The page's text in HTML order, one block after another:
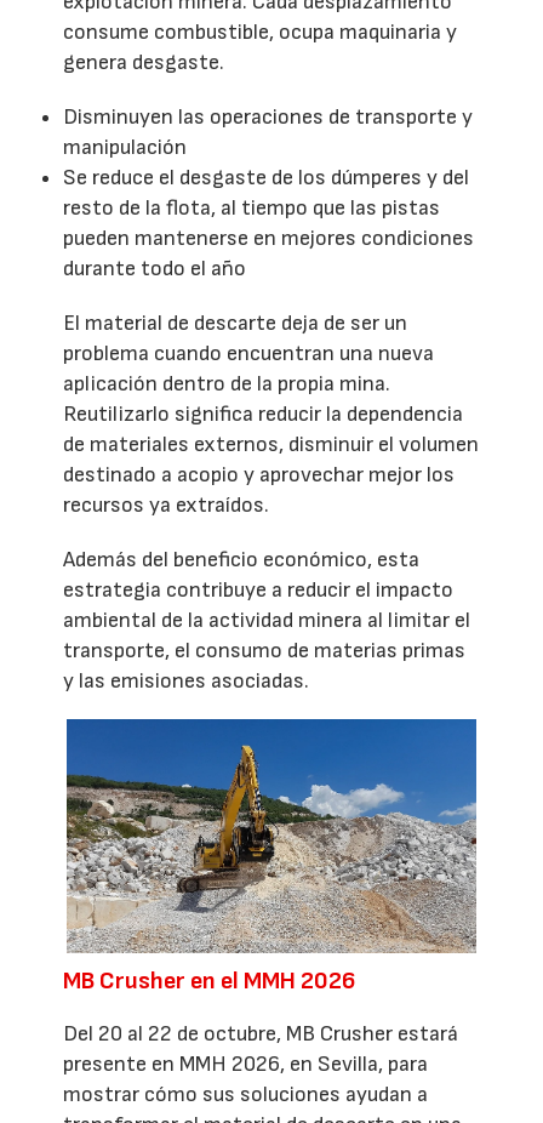
consume combustible, ocupa maquinaria y
genera desgaste.
Disminuyen las operaciones de transporte y
manipulación
Se reduce el desgaste de los dúmperes y del
resto de la flota, al tiempo que las pistas
pueden mantenerse en mejores condiciones
durante todo el año
El material de descarte deja de ser un
problema cuando encuentran una nueva
aplicación dentro de la propia mina.
Reutilizarlo significa reducir la dependencia
de materiales externos, disminuir el volumen
destinado a acopio y aprovechar mejor los
recursos ya extraídos.
Además del beneficio económico, esta
estrategia contribuye a reducir el impacto
ambiental de la actividad minera al limitar el
transporte, el consumo de materias primas
y las emisiones asociadas.
MB Crusher en el MMH 2026
Del 20 al 22 de octubre, MB Crusher estará
presente en MMH 2026, en Sevilla, para
mostrar cómo sus soluciones ayudan a